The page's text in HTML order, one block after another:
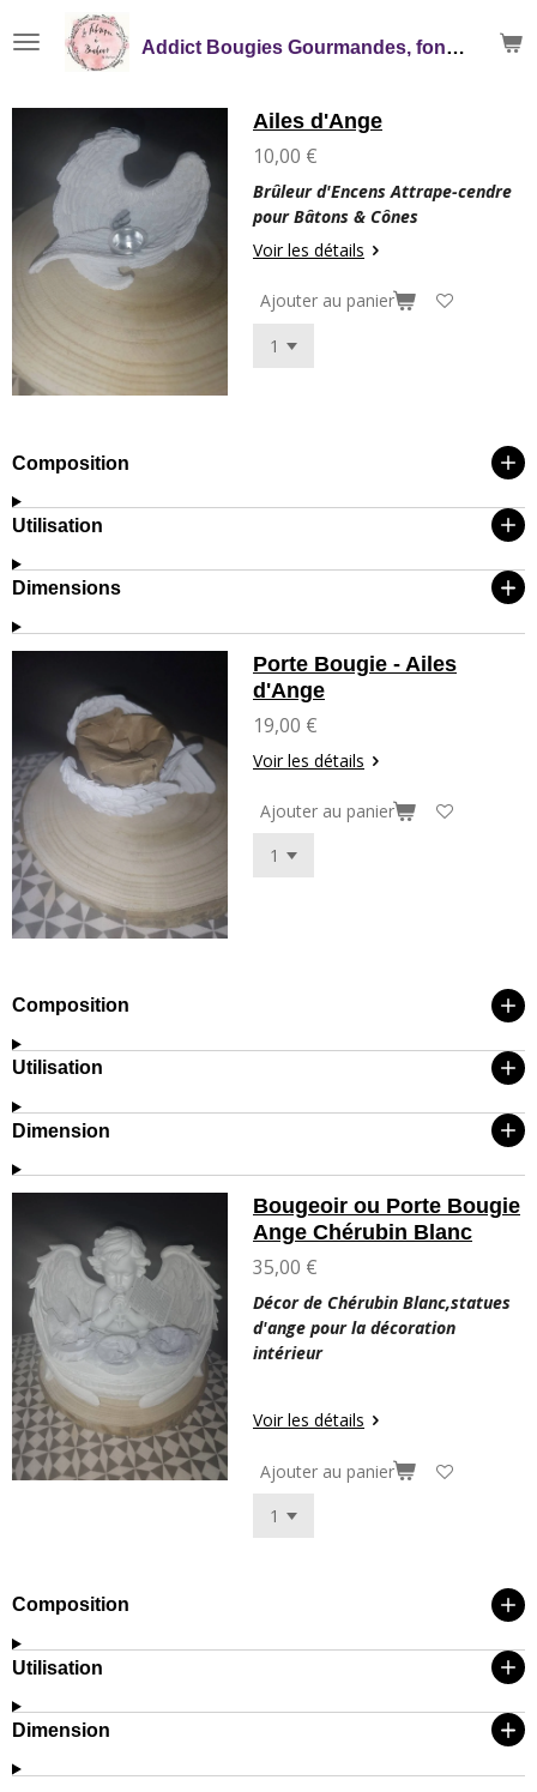
au
Addict Bougies Gourmandes, fondants, Mikado
Ailes d'Ange
10,00 €
Brûleur d'Encens Attrape-cendre
pour Bâtons & Cônes
Voir les détails
Ajouter au panier
Composition
Utilisation
Dimensions
Porte Bougie - Ailes
d'Ange
19,00 €
Voir les détails
Ajouter au panier
Composition
Utilisation
Dimension
Bougeoir ou Porte Bougie
Ange Chérubin Blanc
35,00 €
Décor de Chérubin Blanc,statues
d'ange pour la décoration
intérieur
Voir les détails
Ajouter au panier
Composition
Utilisation
Dimension